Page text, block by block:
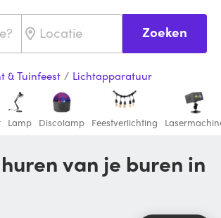
Zoeken
& Tuinfeest / Lichtapparatuur
Lamp Discolamp Feestverlichting